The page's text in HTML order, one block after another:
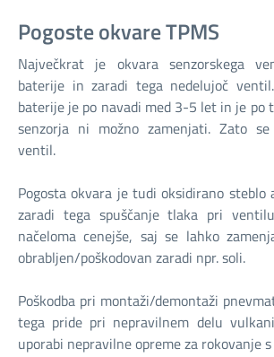
Pogoste okvare TPMS
Največkrat je okvara senzorskega
baterije in zaradi tega nedelujoč
baterije je po navadi med 3-5 let in je po
senzorja ni možno zamenjati. Zato
ventil.
Pogosta okvara je tudi oksidirano steblo
zaradi tega spuščanje tlaka pri
načeloma cenejše, saj se lahko
obrabljen/poškodovan zaradi npr. soli.
Poškodba pri montaži/demontaži
tega pride pri nepravilnem delu
uporabi nepravilne opreme za rokovanje s